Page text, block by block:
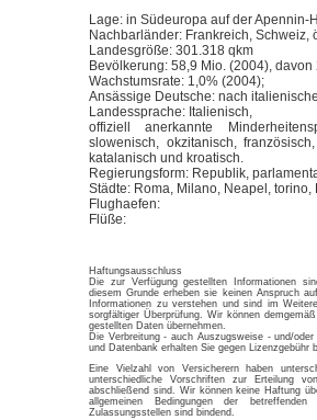
Lage: in Südeuropa auf der Apennin-
Nachbarländer: Frankreich,
Landesgröße: 301.318 qkm
Bevölkerung: 58,9 Mio. (2004),
Wachstumsrate: 1,0% (2004);
Ansässige Deutsche: nach
Landessprache: Italienisch,
offiziell anerkannte
slowenisch, okzitanisch,
katalanisch und kroatisch.
Regierungsform: Republik,
Städte: Roma, Milano, Neapel, torino,
Flughaefen:
Flüße:
Haftungsausschluss
Die zur Verfügung gestellten Informationen
diesem Grunde erheben sie keinen Anspruch
Informationen zu verstehen und sind im
sorgfältiger Überprüfung. Wir können
gestellten Daten übernehmen.
Die Verbreitung - auch Auszugsweise - und/
und Datenbank erhalten Sie gegen
Eine Vielzahl von Versicherern haben
unterschiedliche Vorschriften zur Erteilung
abschließend sind. Wir können keine Haftung
allgemeinen Bedingungen der
Zulassungsstellen sind bindend.